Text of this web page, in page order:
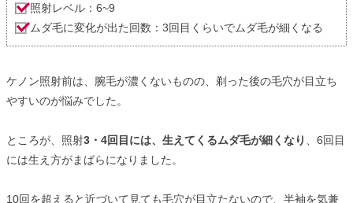
照射レベル：6~9
ムダ毛に変化が出た回数：3回目くらいでムダ毛が細くなる
ケノン照射前は、腕毛が濃くないものの、剃った後の毛穴が目立ち
やすいのが悩みでした。
ところが、照射3・4回目には、生えてくるムダ毛が細くなり
、6回目
には生え方がまばらになりました。
10回を超えると近づいて見ても毛穴が目立たないので、半袖を気兼